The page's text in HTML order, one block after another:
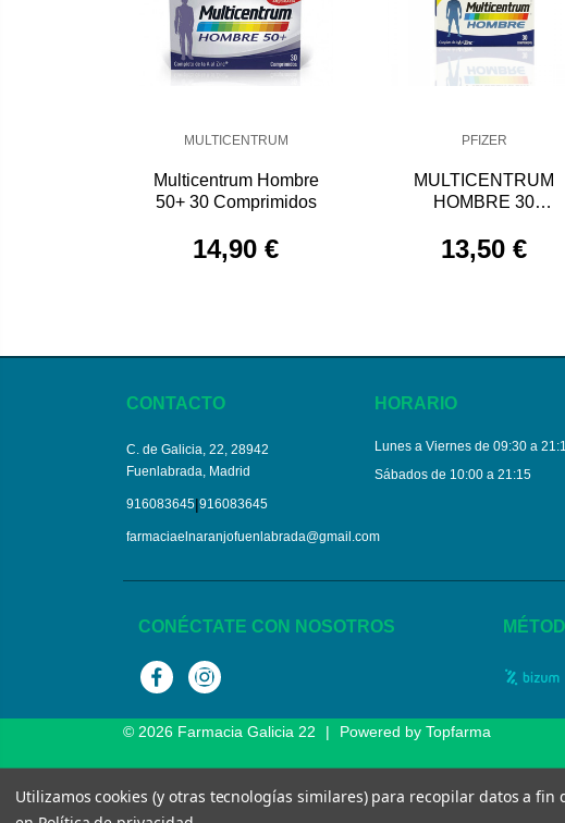
MULTICENTRUM
Multicentrum Hombre
50+ 30 Comprimidos
14,90 €
PFIZER
MULTICENTRUM
HOMBRE 30
13,50 €
CONTACTO
C. de Galicia, 22, 28942
Fuenlabrada, Madrid
916083645|916083645
farmaciaelnaranjofuenlabrada@gmail.com
HORARIO
Lunes a Viernes de 09:30 a
Sábados de 10:00 a 21:15
CONÉCTATE CON NOSOTROS
FacebookInstagram
© 2026 Farmacia Galicia 22 | Powered by Topfarma
Utilizamos cookies (y otras tecnologías similares) para recopilar datos a